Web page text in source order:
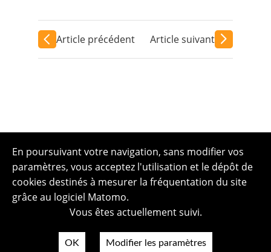
Article précédent Article suivant
En poursuivant votre navigation, sans modifier vos
paramètres, vous acceptez l'utilisation et le dépôt de
cookies destinés à mesurer la fréquentation du site
grâce au logiciel Matomo.
Vous êtes actuellement suivi.
OK Modifier les paramètres